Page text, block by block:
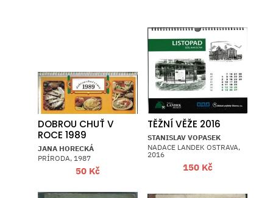
DOBROU CHUŤ V
ROCE 1989
JANA HORECKÁ
PRÍRODA, 1987
50 Kč
TĚŽNÍ VĚŽE 2016
STANISLAV VOPASEK
NADACE LANDEK OSTRAVA,
2016
150 Kč